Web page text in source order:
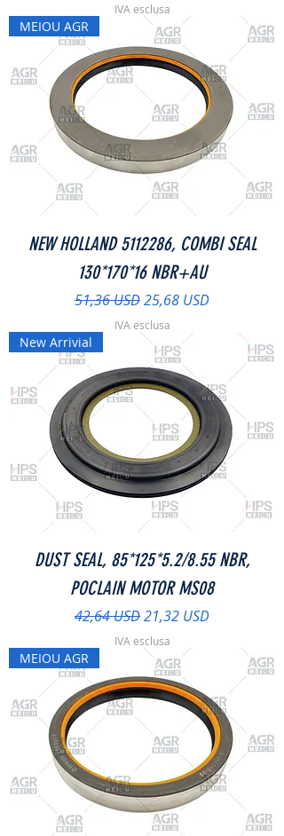
IVA esclusa
MEIOU AGR
NEW HOLLAND 5112286, COMBI SEAL
130*170*16 NBR+AU
Prezzo regolare
51,36 USDPrezzo scontato
25,68 USD
IVA esclusa
New Arrivial
DUST SEAL, 85*125*5.2/8.55 NBR,
POCLAIN MOTOR MS08
Prezzo regolare
42,64 USDPrezzo scontato
21,32 USD
IVA esclusa
MEIOU AGR